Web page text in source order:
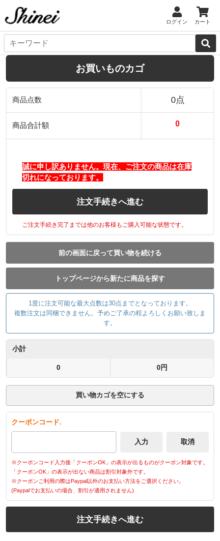
ログイン カート
お買いものカゴ
商品点数 0点
商品合計額 0
誠に申し訳ありません。現在、ご注文の商品は在庫
切れになっております。
注文手続きへ進む
ご注文手続き完了までは他のお客様もご購入可能な状態です。
前の画面に戻って買い物を続ける
トップページから新たに商品を探す
1度に注文可能な最大点数は30点までとなっております。
複数注文は同梱できません。予めご了承の程よろしくお願い致しま
す。
小計
0 0円
買い物カゴを空にする
クーポンコード.
※クーポンコード入力後「クーポンOK」の表示が出るものがクーポン対象です。
「クーポンOK」の表示が出ない商品は割引対象外です。
※クーポンご利用の際はPaypal以外のお支払い方法をご選択ください。
(Paypalでお支払いの場合、割引が適用されません)
注文手続きへ進む